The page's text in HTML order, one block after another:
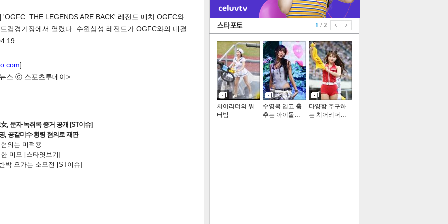
THE LEGENDS ARE BACK' 레전드 매치 OGFC와
컵경기장에서 열렸다. 수원삼성 레전드가 OGFC와의 대결
]
스 ⓒ 스포츠투데이>
, 문자·녹취록 증거 공개 [ST이슈]
, 공갈미수·횡령 혐의로 재판
의는 미적용
미모 [스타엿보기]
박 오가는 소모전 [ST이슈]
1 / 2
치어리더의 워
터밤
수영복 입고 춤
추는 아이돌…
다양함 추구하
는 치어리더…